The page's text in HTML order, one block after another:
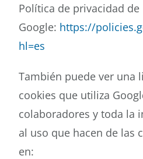
Política de privacidad de
Google: https://
hl=es
También puede ver una
cookies que utiliza
colaboradores y toda la
al uso que hacen de las
en: